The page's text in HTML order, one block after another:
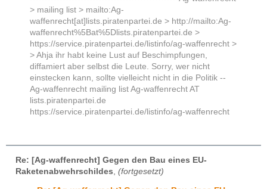
> mailing list > mailto:Ag-
waffenrecht[at]lists.piratenpartei.de > http://mailto:Ag-
waffenrecht%5Bat%5Dlists.piratenpartei.de >
https://service.piratenpartei.de/listinfo/ag-waffenrecht >
> Ahja ihr habt keine Lust auf Beschimpfungen,
diffamiert aber selbst die Leute. Sorry, wer nicht
einstecken kann, sollte vielleicht nicht in die Politik --
Ag-waffenrecht mailing list Ag-waffenrecht AT
lists.piratenpartei.de
https://service.piratenpartei.de/listinfo/ag-waffenrecht
Re: [Ag-waffenrecht] Gegen den Bau eines EU-
Raketenabwehrschildes (fortgesetzt)